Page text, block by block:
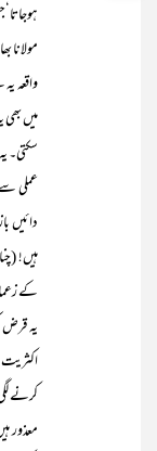
مولانا
واقعہ
میں
سکتی۔
عملی
دائیں
ہیں!
کے
یہ قرض
اکثریت
کرنے
معذور